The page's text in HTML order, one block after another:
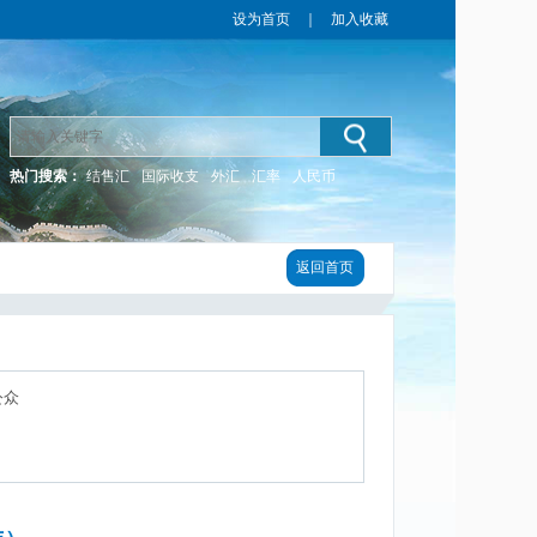
设为首页 加入收藏
热门搜索： 结售汇 国际收支 外汇 汇率 人民币
返回首页
众